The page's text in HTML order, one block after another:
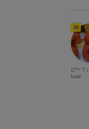
神
びーて
btail